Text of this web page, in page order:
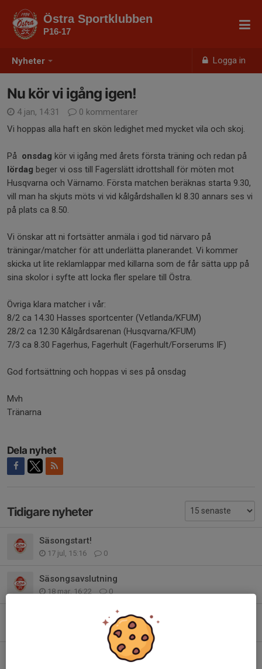
Nyheter Logga in
Östra Sportklubben
P16-17
Nu kör vi igång igen!
4 jan, 14:31
0 kommentarer
Vi hoppas alla haft en skön ledighet med mycket vila och skoj.
På onsdag kör vi igång med årets första träning och redan på
lördag beger vi oss till Fagerslätt idrottshall för möten mot
Husqvarna och Värnamo. Första matchen beräknas starta 9.30,
vill man ha skjuts möts vi vid kålgårdshallen kl 8.30 annars ses vi
på plats ca 8.50.
Vi önskar att ni fortsätter anmäla i god tid närvaro på
träningar/matcher för att underlätta planerandet. Vi kommer
skicka ut lite reklamlappar med killarna som de får sätta upp på
sina skolor i syfte att locka fler spelare till Östra.
Övriga klara matcher i vår:
8/2 ca 14.30 Hasses sportcenter (Vetlanda/KFUM)
28/2 ca 12.30 Kålgårdsarenan (Husqvarna/KFUM)
7/3 ca 8.30 Fagerhus, Fagerhult (Fagerhult/Forserums IF)
God fortsättning och hoppas vi ses på onsdag
Mvh
Tränarna
Dela nyhet
Tidigare nyheter
Säsongstart!
17 jul, 15:16 0
Säsongsavslutning
18 mar, 16:22 0
Matcher på lördag!!
0
Full fart men plats för fler!